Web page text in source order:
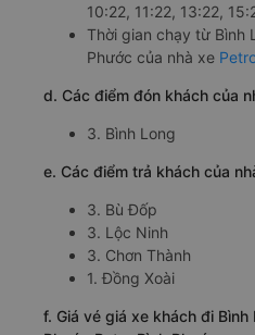
10:22, 11:22, 13:22,
Thời gian chạy từ Bình
Phước của nhà xe
d. Các điểm đón khách của
3. Bình Long
e. Các điểm trả khách của
3. Bù Đốp
3. Lộc Ninh
3. Chơn Thành
1. Đồng Xoài
f. Giá vé giá xe khách đi